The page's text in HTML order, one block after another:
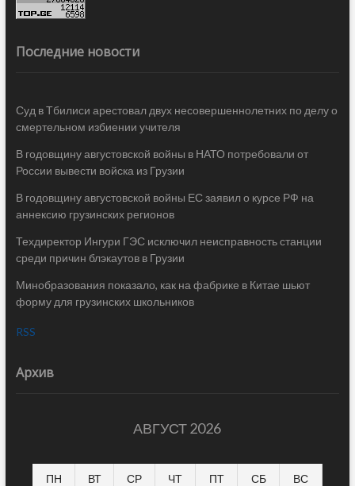
Последние новости
Суд в Тбилиси арестовал двух несовершеннолетних по делу о
смертельном избиении учителя
В годовщину августовской войны в НАТО потребовали от
России вывести войска из Грузии
В годовщину августовской войны ЕС заявил о курсе РФ на
аннексию грузинских регионов
Техдиректор Ингури ГЭС исключил неисправность станции
среди причин блэкаутов в Грузии
Минобразования показало, как на фабрике в Китае шьют
форму для грузинских школьников
RSS
Архив
АВГУСТ 2026
ПН ВТ СР ЧТ ПТ СБ ВС